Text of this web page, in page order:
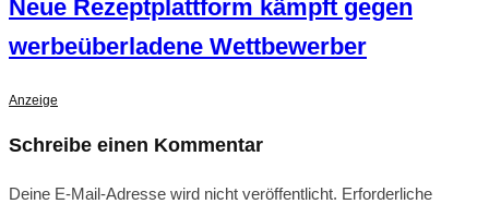
Neue Rezeptplattform kämpft gegen
werbeüberladene Wettbewerber
Anzeige
Schreibe einen Kommentar
Deine E-Mail-Adresse wird nicht veröffentlicht. Erforderliche